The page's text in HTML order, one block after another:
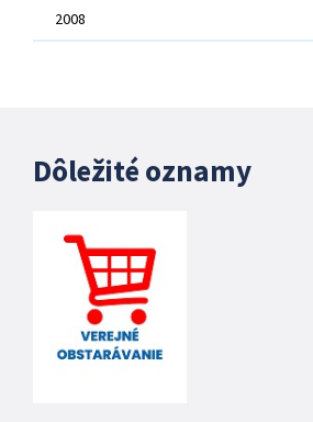
2008
Dôležité oznamy